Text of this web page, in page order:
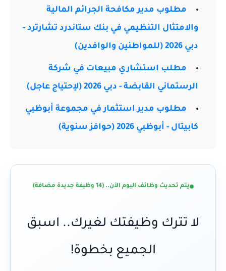
مطلوب مدير مكافحة الجرائم المالية
والامتثال التنظيمي في بنك ستاندرد تشارترد -
دبي 2026 (للمواطنين والوافدين)
مطلب استشاري مبيعات في شركة
الرستماني القابضة - دبي 2026 (لإحتياج عاجل)
مطلوب مدير استثمار في مجموعة أبوظبي
كابيتال - أبوظبي 2026 (حوافز سنوية)
يتم تحديث وظائف اليوم الآن.. (14 وظيفة جديدة مضافة)
لا تترك وظيفتك لغيرك.. اسبق
الجميع بخطوة!